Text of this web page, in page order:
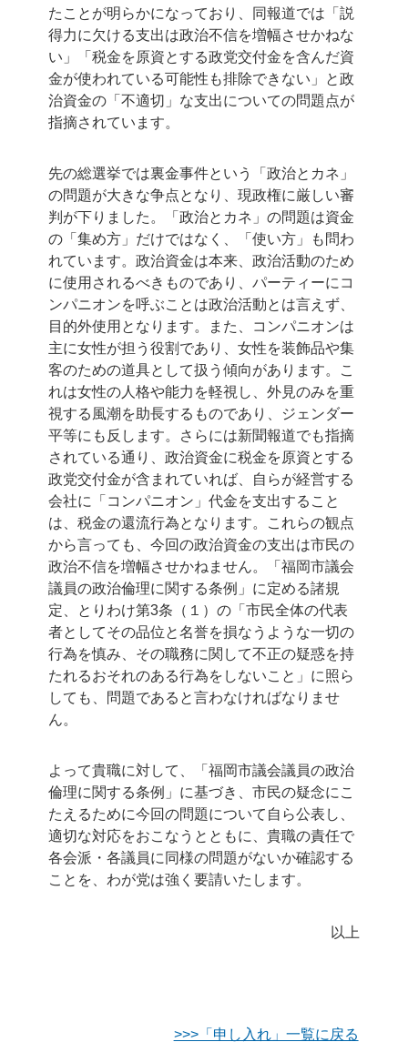
たことが明らかになっており、同報道では「説
得力に欠ける支出は政治不信を増幅させかねな
い」「税金を原資とする政党交付金を含んだ資
金が使われている可能性も排除できない」と政
治資金の「不適切」な支出についての問題点が
指摘されています。
先の総選挙では裏金事件という「政治とカネ」
の問題が大きな争点となり、現政権に厳しい審
判が下りました。「政治とカネ」の問題は資金
の「集め方」だけではなく、「使い方」も問わ
れています。政治資金は本来、政治活動のため
に使用されるべきものであり、パーティーにコ
ンパニオンを呼ぶことは政治活動とは言えず、
目的外使用となります。また、コンパニオンは
主に女性が担う役割であり、女性を装飾品や集
客のための道具として扱う傾向があります。こ
れは女性の人格や能力を軽視し、外見のみを重
視する風潮を助長するものであり、ジェンダー
平等にも反します。さらには新聞報道でも指摘
されている通り、政治資金に税金を原資とする
政党交付金が含まれていれば、自らが経営する
会社に「コンパニオン」代金を支出すること
は、税金の還流行為となります。これらの観点
から言っても、今回の政治資金の支出は市民の
政治不信を増幅させかねません。「福岡市議会
議員の政治倫理に関する条例」に定める諸規
定、とりわけ第3条（１）の「市民全体の代表
者としてその品位と名誉を損なうような一切の
行為を慎み、その職務に関して不正の疑惑を持
たれるおそれのある行為をしないこと」に照ら
しても、問題であると言わなければなりませ
ん。
よって貴職に対して、「福岡市議会議員の政治
倫理に関する条例」に基づき、市民の疑念にこ
たえるために今回の問題について自ら公表し、
適切な対応をおこなうとともに、貴職の責任で
各会派・各議員に同様の問題がないか確認する
ことを、わが党は強く要請いたします。
以上
>>>「申し入れ」一覧に戻る